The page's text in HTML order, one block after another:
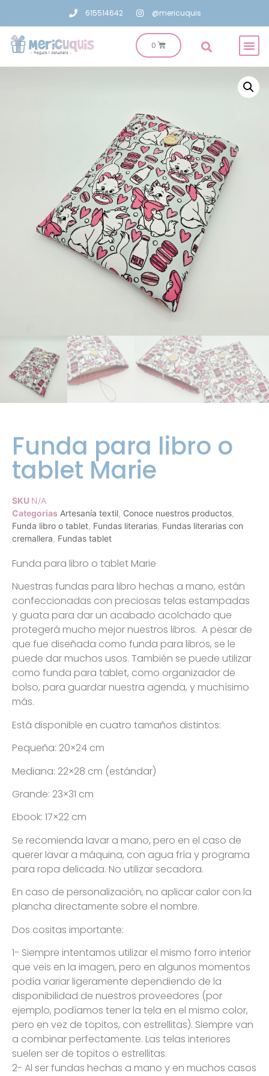
615514642 @mericuquis
Funda para libro o
tablet Marie
SKU N/A
Categorias Artesanía textil, Conoce nuestros productos,
Funda libro o tablet, Fundas literarias, Fundas literarias con
cremallera, Fundas tablet
Funda para libro o tablet Marie
Nuestras fundas para libro hechas a mano, están
confeccionadas con preciosas telas estampadas
y guata para dar un acabado acolchado que
protegerá mucho mejor nuestros libros. A pesar de
que fue diseñada como funda para libros, se le
puede dar muchos usos. También se puede utilizar
como funda para tablet, como organizador de
bolso, para guardar nuestra agenda, y muchísimo
más.
Está disponible en cuatro tamaños distintos:
Pequeña: 20×24 cm
Mediana: 22×28 cm (estándar)
Grande: 23×31 cm
Ebook: 17×22 cm
Se recomienda lavar a mano, pero en el caso de
querer lavar a máquina, con agua fría y programa
para ropa delicada. No utilizar secadora.
En caso de personalización, no aplicar calor con la
plancha directamente sobre el nombre.
Dos cositas importante:
1- Siempre intentamos utilizar el mismo forro interior
que veis en la imagen, pero en algunos momentos
podía variar ligeramente dependiendo de la
disponibilidad de nuestros proveedores (por
ejemplo, podíamos tener la tela en el mismo color,
pero en vez de topitos, con estrellitas). Siempre van
a combinar perfectamente. Las telas interiores
suelen ser de topitos o estrellitas.
2- Al ser fundas hechas a mano y en muchos casos